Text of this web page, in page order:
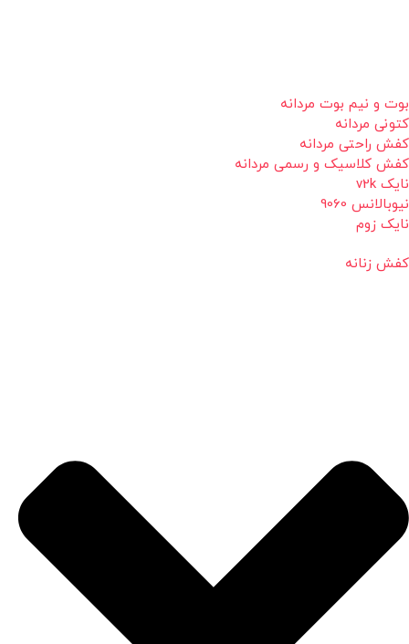
بوت و نیم بوت مردانه
کتونی مردانه
کفش راحتی مردانه
کفش کلاسیک و رسمی مردانه
نایک v2k
نیوبالانس 9060
نایک زوم
کفش زنانه